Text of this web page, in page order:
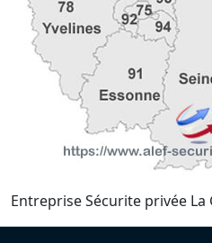
Entreprise Sécurite privée La